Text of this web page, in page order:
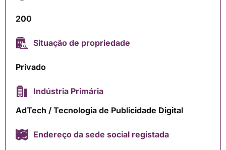
200
Situação de propriedade
Privado
Indústria Primária
AdTech / Tecnologia de Publicidade Digital
Endereço da sede social registada